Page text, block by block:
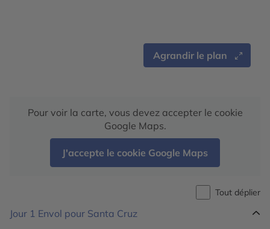
Agrandir le plan
Pour voir la carte, vous devez accepter le cookie
Google Maps.
J'accepte le cookie Google Maps
Tout déplier
Jour 1 Envol pour Santa Cruz